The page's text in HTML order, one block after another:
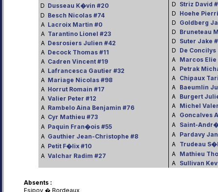
D Dusseau K�vin #20
D Besch Nicolas #74
A Lacroix Martin #0
A Tarantino Lionel #23
A Desrosiers Julien #42
A Decock Thomas #11
A Cadren Vincent #19
A Lafrancesca Gautier #32
A Mariage Nicolas #98
A Horrut Romain #17
A Valier Peter #12
A Rambelo Aina Benjamin #76
A Cyr Mathieu #73
A Paquin Fran�ois #55
A Gauthier Jean-Christophe #8
A Petit F�lix #10
A Valchar Radim #27
D Striz David
D Hoehe
D Goldberg
D Bruneteau
D Suter Jake
D De Concilys
A Marcos Elie
A Petrak
A Chipaux
A Baeumlin
A Burgert
A Michel
A Goncalves
A Saint-
A Pardavy
A Trudeau
A Mathieu
A Sullivan
Absents :
Esipov � Bordeaux